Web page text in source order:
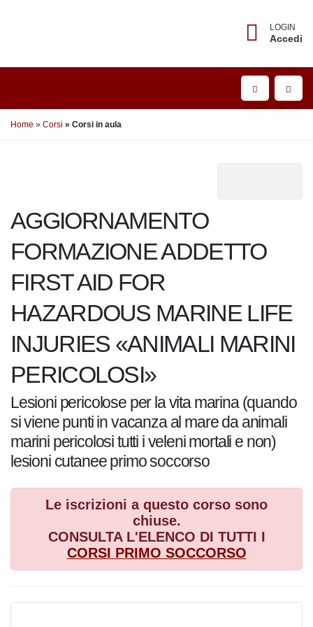
LOGIN
Accedi
Home Corsi Corsi in aula
AGGIORNAMENTO
FORMAZIONE ADDETTO
FIRST AID FOR
HAZARDOUS MARINE LIFE
INJURIES «ANIMALI MARINI
PERICOLOSI»
Lesioni pericolose per la vita marina (quando
si viene punti in vacanza al mare da animali
marini pericolosi tutti i veleni mortali e non)
lesioni cutanee primo soccorso
Le iscrizioni a questo corso sono
chiuse.
CONSULTA L'ELENCO DI TUTTI I
CORSI PRIMO SOCCORSO